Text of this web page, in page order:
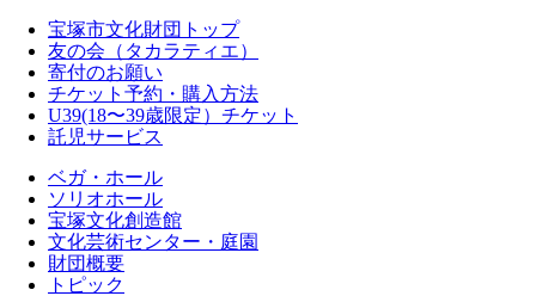
宝塚市文化財団トップ
友の会（タカラティエ）
寄付のお願い
チケット予約・購入方法
U39(18〜39歳限定）チケット
託児サービス
ベガ・ホール
ソリオホール
宝塚文化創造館
文化芸術センター・庭園
財団概要
トピック